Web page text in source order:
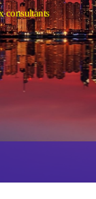
consultants